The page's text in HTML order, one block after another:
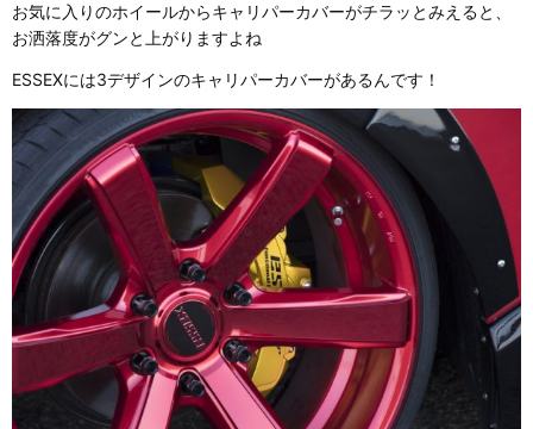
お気に入りのホイールからキャリパーカバーがチラッとみえると、
お洒落度がグンと上がりますよね
ESSEXには3デザインのキャリパーカバーがあるんです！